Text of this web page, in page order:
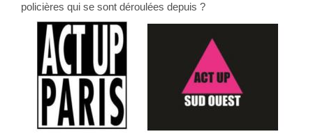
policières qui se sont déroulées depuis ?